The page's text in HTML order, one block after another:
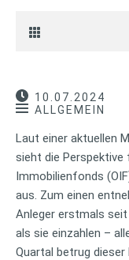
10.07.2024
ALLGEMEIN
Laut einer aktuellen
sieht die
Immobilienfonds
aus. Zum einen
Anleger erstmals seit
als sie einzahlen –
Quartal betrug